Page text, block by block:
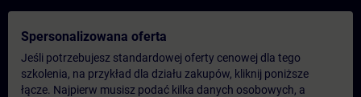
Spersonalizowana oferta
Jeśli potrzebujesz standardowej oferty cenowej dla tego
szkolenia, na przykład dla działu zakupów, kliknij poniższe
łącze. Najpierw musisz podać kilka danych osobowych, a